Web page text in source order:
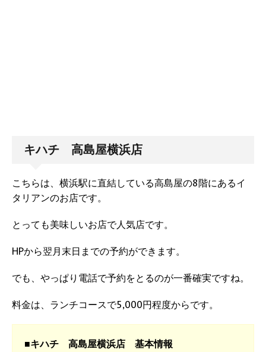
キハチ 高島屋横浜店
こちらは、横浜駅に直結している高島屋の8階にあるイ
タリアンのお店です。
とっても美味しいお店で人気店です。
HPから翌月末日までの予約ができます。
でも、やっぱり電話で予約をとるのが一番確実ですね。
料金は、ランチコースで5,000円程度からです。
■キハチ 高島屋横浜店 基本情報